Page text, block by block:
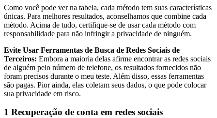
Como você pode ver na tabela, cada método tem suas características
únicas. Para melhores resultados, aconselhamos que combine cada
método. Acima de tudo, certifique-se de usar cada método com
responsabilidade para não infringir a privacidade de ninguém.
Evite Usar Ferramentas de Busca de Redes Sociais de
Terceiros: Embora a maioria delas afirme encontrar as redes sociais
de alguém pelo número de telefone, os resultados fornecidos não
foram precisos durante o meu teste. Além disso, essas ferramentas
são pagas. Pior ainda, elas coletam seus dados, o que pode colocar
sua privacidade em risco.
1 Recuperação de conta em redes sociais